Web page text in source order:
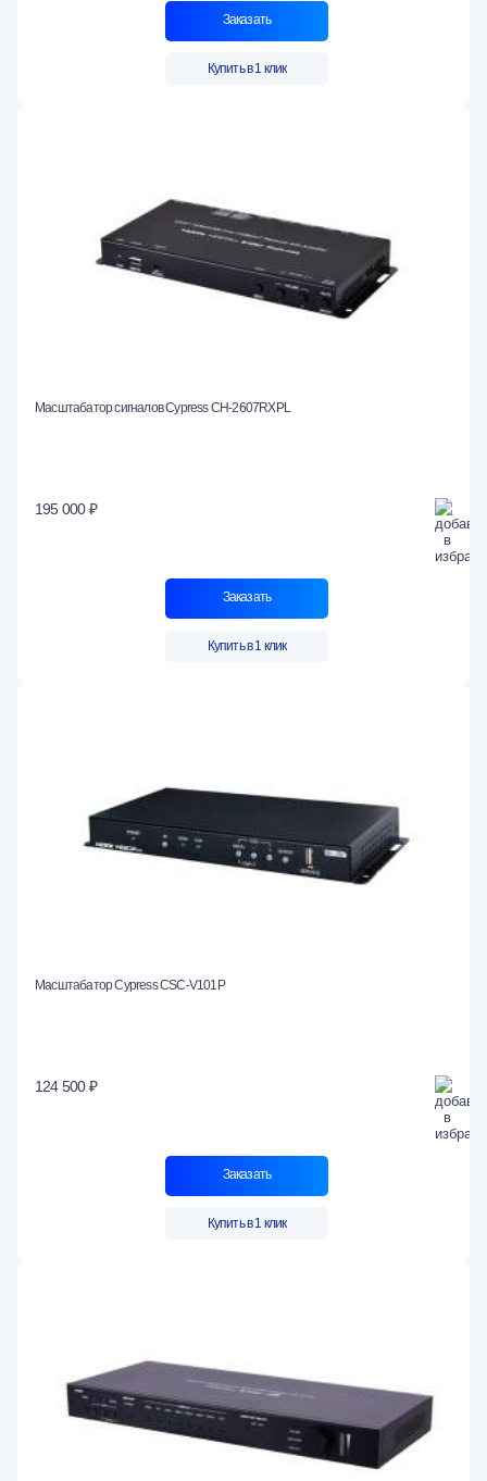
Заказать
Купить в 1 клик
Масштабатор сигналов Cypress CH-2607RXPL
195 000 ₽
Заказать
Купить в 1 клик
Масштабатор Cypress CSC-V101P
124 500 ₽
Заказать
Купить в 1 клик